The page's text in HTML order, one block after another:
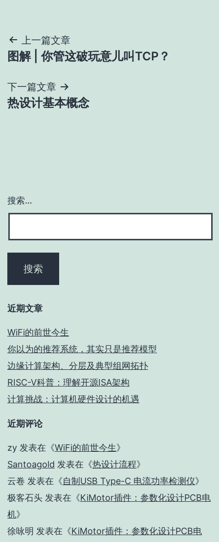
文
章
导
航
上一篇文章
图解 | 你管这破玩意儿叫TCP？
下一篇文章
热设计基本概念
搜索…
近期文章
WiFi的前世今生
你以为的推荐系统，其实只是推荐模型
边缘计算架构、分层及典型组网拓扑
RISC-V科普：理解开源ISA架构
计算挑战：计算机硬件设计的机遇
近期评论
zy 发表在《WiFi的前世今生》
Santoagold 发表在《热设计流程》
云卷 发表在《自制USB Type-C 电流功率检测仪》
极客石头 发表在《KiMotor插件：参数化设计PCB电
机》
徐咏明 发表在《KiMotor插件：参数化设计PCB电